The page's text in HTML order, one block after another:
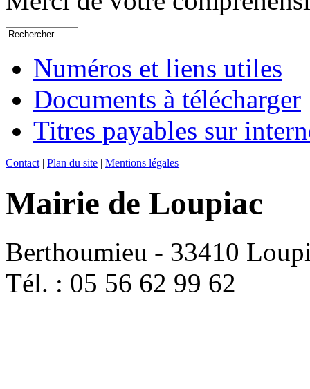
Numéros et liens utiles
Documents à télécharger
Titres payables sur
Contact | Plan du site | Mentions légales
Mairie de Loupiac
Berthoumieu - 33410
Tél. : 05 56 62 99 62